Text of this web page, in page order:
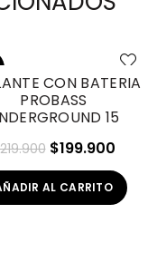
CON BATERIA
PROBASS
15
219.900 El
precio
original
$199.900El
AL CARRITO